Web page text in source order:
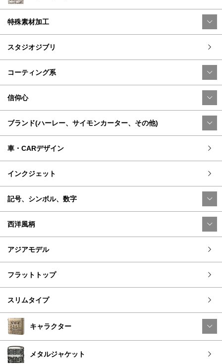
特殊素材加工
スタジオジブリ
コーティング系
信仰心
ブランド(ハーレー、サイモンカーター、その他)
車・CARデザイン
インクジェット
記号、シンボル、数字
西洋風柄
アジアモデル
フラットトップ
スリムタイプ
キャラクター
メタルジャケット